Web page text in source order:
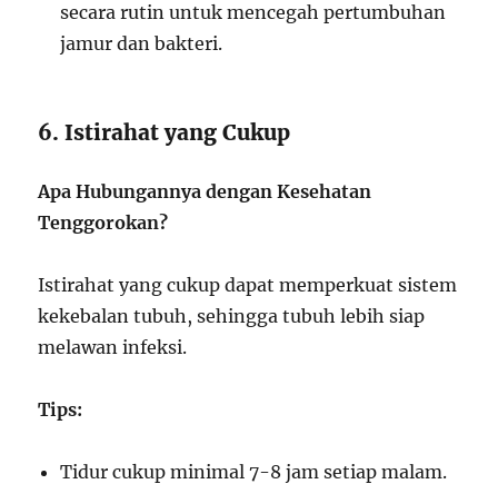
secara rutin untuk mencegah pertumbuhan
jamur dan bakteri.
6. Istirahat yang Cukup
Apa Hubungannya dengan Kesehatan
Tenggorokan?
Istirahat yang cukup dapat memperkuat sistem
kekebalan tubuh, sehingga tubuh lebih siap
melawan infeksi.
Tips:
Tidur cukup minimal 7-8 jam setiap malam.